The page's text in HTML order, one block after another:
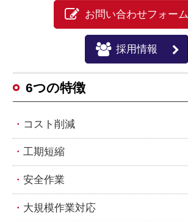
お問い合わせフォーム
採用情報
6つの特徴
コスト削減
工期短縮
安全作業
大規模作業対応